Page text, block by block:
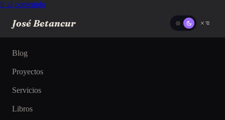
Ir al contenido
José Betancur
Blog
Proyectos
Servicios
Libros